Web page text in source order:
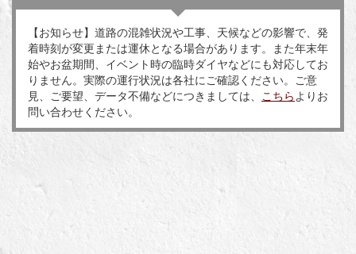
【お知らせ】道路の混雑状況や工事、天候などの影響で、発
着時刻が変更または運休となる場合があります。また年末年
始やお盆期間、イベント時の臨時ダイヤなどにも対応してお
りません。実際の運行状況は各社にご確認ください。ご意
見、ご要望、データ不備などにつきましては、
こちら よりお
問い合わせください。